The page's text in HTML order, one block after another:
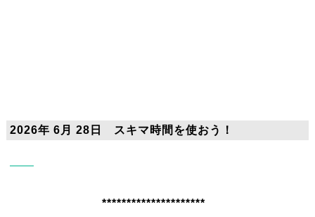
2026年 6月 28日 スキマ時間を使おう！
*********************